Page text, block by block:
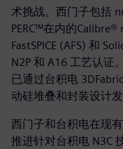
术挑战。西门子包括
PERC™在内的
FastSPICE (AFS) 和
N2P 和 A16 工艺认证
已通过台积电
动硅堆叠和封装设计发
西门子和台积电在现
推进针对台积电 N3C